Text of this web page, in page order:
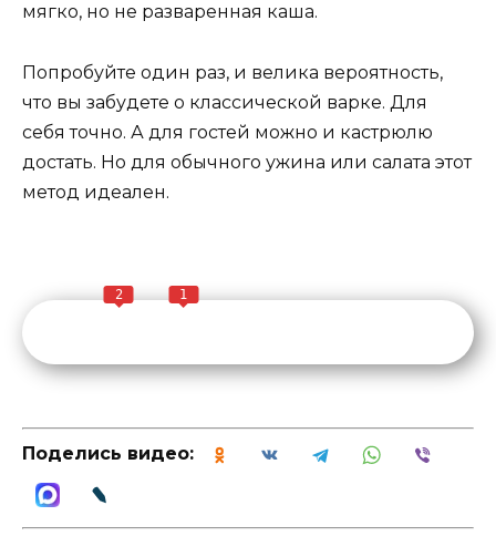
мягко, но не разваренная каша.
Попробуйте один раз, и велика вероятность,
что вы забудете о классической варке. Для
себя точно. А для гостей можно и кастрюлю
достать. Но для обычного ужина или салата этот
метод идеален.
2 1
Поделись видео: